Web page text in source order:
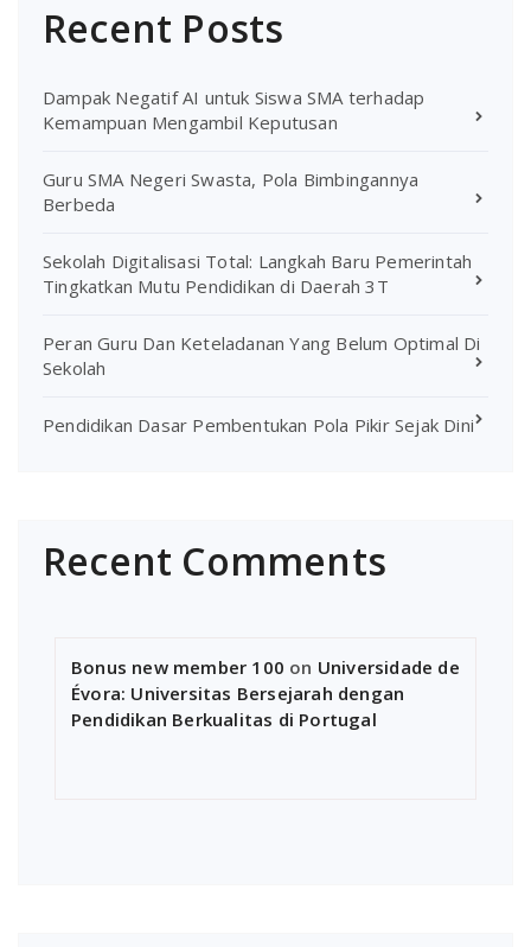
Recent Posts
Dampak Negatif AI untuk Siswa SMA terhadap
Kemampuan Mengambil Keputusan
Guru SMA Negeri Swasta, Pola Bimbingannya
Berbeda
Sekolah Digitalisasi Total: Langkah Baru Pemerintah
Tingkatkan Mutu Pendidikan di Daerah 3T
Peran Guru Dan Keteladanan Yang Belum Optimal Di
Sekolah
Pendidikan Dasar Pembentukan Pola Pikir Sejak Dini
Recent Comments
Bonus new member 100 on Universidade de
Évora: Universitas Bersejarah dengan
Pendidikan Berkualitas di Portugal